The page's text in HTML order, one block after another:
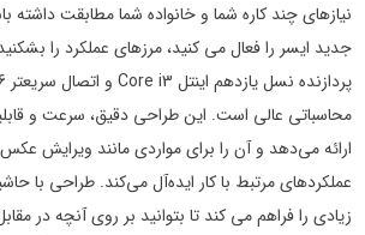
جدید ایسر را فعال می کنید، مرزهای عملکرد را
محاسباتی عالی است. این طراحی دقیق، سرعت و
ارائه می‌دهد و آن را برای مواردی مانند ویرایش
عملکردهای مرتبط با کار ایده‌آل می‌کند. طراحی با
زیادی را فراهم می کند تا بتوانید بر روی آنچه در